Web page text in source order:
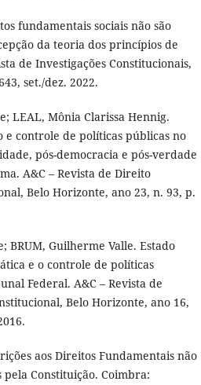
fundamentais sociais não são
da teoria dos princípios de
de Investigações Constitucionais,
set./dez. 2022.
LEAL, Mônia Clarissa Hennig.
e controle de políticas públicas no
pós-democracia e pós-verdade
A&C – Revista de Direito
Belo Horizonte, ano 23, n. 93, p.
BRUM, Guilherme Valle. Estado
e o controle de políticas
Federal. A&C – Revista de
Belo Horizonte, ano 16,
aos Direitos Fundamentais não
Constituição. Coimbra: